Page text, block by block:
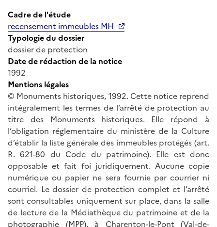
Cadre de l'étude
recensement immeubles MH
Typologie du dossier
dossier de protection
Date de rédaction de la notice
1992
Mentions légales
© Monuments historiques, 1992. Cette notice reprend
intégralement les termes de l’arrêté de protection au
titre des Monuments historiques. Elle répond à
l’obligation réglementaire du ministère de la Culture
d’établir la liste générale des immeubles protégés (art.
R. 621-80 du Code du patrimoine). Elle est donc
opposable et fait foi juridiquement. Aucune copie
numérique ou papier ne sera fournie par courrier ni
courriel. Le dossier de protection complet et l’arrêté
sont consultables uniquement sur place, dans la salle
de lecture de la Médiathèque du patrimoine et de la
photographie (MPP), à Charenton-le-Pont (Val-de-